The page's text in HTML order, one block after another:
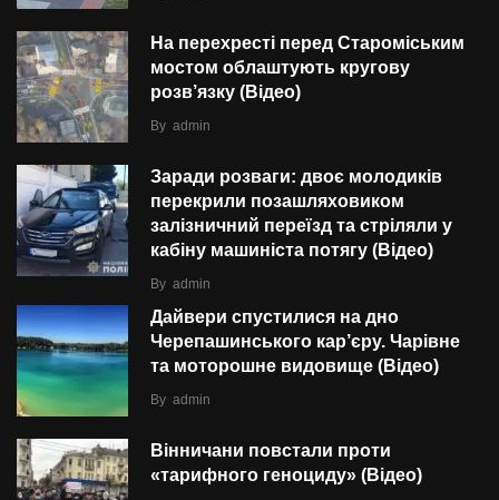
На перехресті перед Староміським
мостом облаштують кругову
розв’язку (Відео)
By admin
Заради розваги: двоє молодиків
перекрили позашляховиком
залізничний переїзд та стріляли у
кабіну машиніста потягу (Відео)
By admin
Дайвери спустилися на дно
Черепашинського кар’єру. Чарівне
та моторошне видовище (Відео)
By admin
Вінничани повстали проти
«тарифного геноциду» (Відео)